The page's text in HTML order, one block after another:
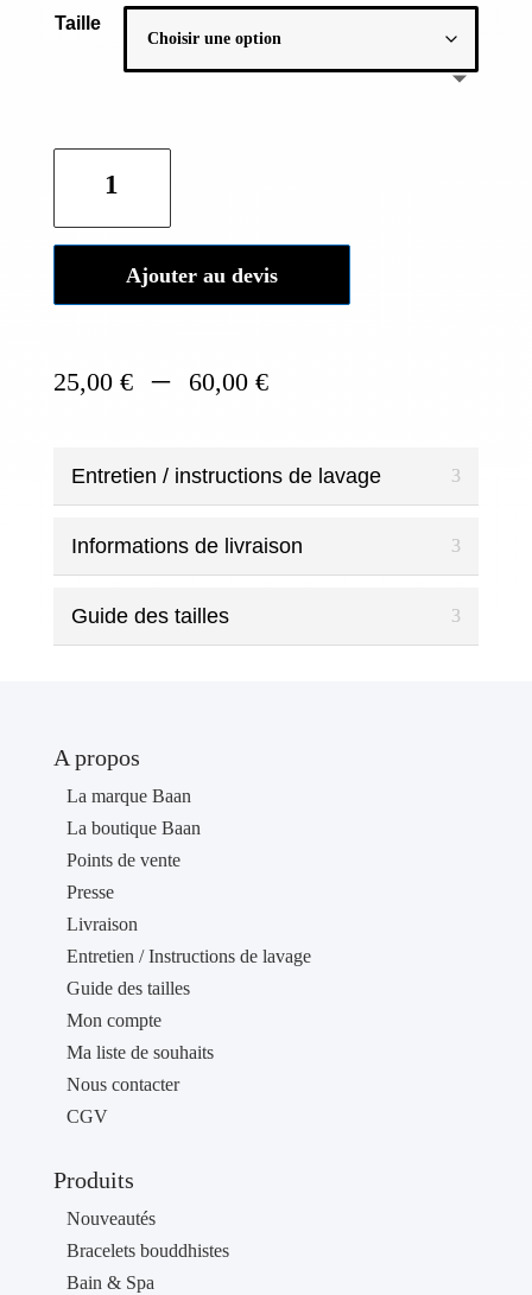
Taille
Miroirs
Ajouter au devis
25,00 € – 60,00 €Plage
25,00 €
à
60,00 €
Entretien / instructions de lavage
Informations de livraison
Guide des tailles
A propos
La marque Baan
La boutique Baan
Points de vente
Presse
Livraison
Entretien / Instructions de lavage
Guide des tailles
Mon compte
Ma liste de souhaits
Nous contacter
CGV
Produits
Nouveautés
Bracelets bouddhistes
Bain & Spa